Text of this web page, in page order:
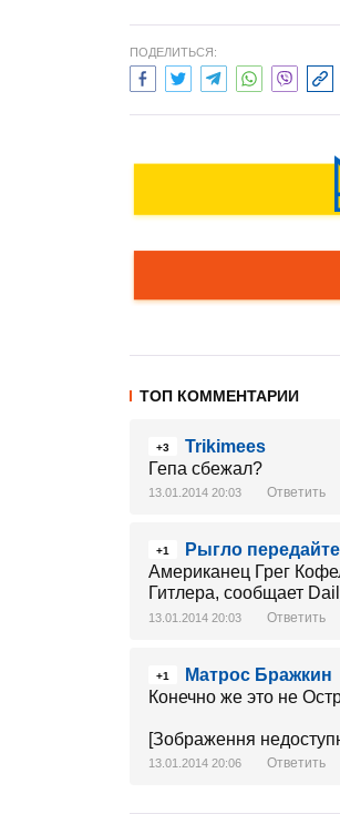
ПОДЕЛИТЬСЯ:
ТОП КОММЕНТАРИИ
+3
Trikimees
Гепа сбежал?
13.01.2014 20:03 Ответить
+1
Рыгло
Американец Грег
Гитлера, сообщает
13.01.2014 20:03 Ответить
+1
Матрос Бражкин
Конечно же это не
[Зображення
13.01.2014 20:06 Ответить